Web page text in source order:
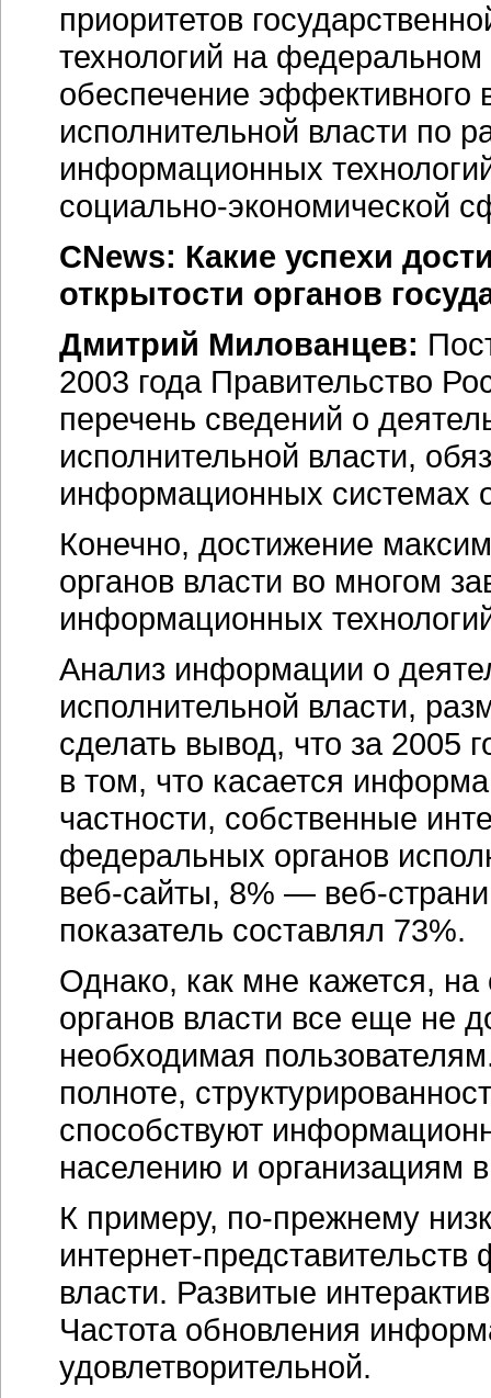
приоритетов
технологий на
обеспечение эффективного
исполнительной власти по
информационных
социально-экономической
CNews: Какие успехи
открытости органов
Дмитрий Милованцев:
2003 года Правительство
перечень сведений о
исполнительной власти,
информационных системах
Конечно, достижение
органов власти во многом
информационных
Анализ информации о
исполнительной власти,
сделать вывод, что за 2005
в том, что касается
частности, собственные
федеральных органов
веб-сайты, 8% — веб-
показатель составлял 73%.
Однако, как мне кажется,
органов власти все еще не
необходимая
полноте,
способствуют
населению и организациям
К примеру, по-прежнему
интернет-представительств
власти. Развитые
Частота обновления
удовлетворительной.